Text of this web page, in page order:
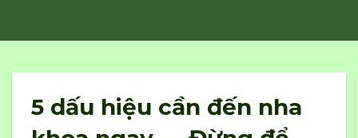
5 dấu hiệu cần đến nha